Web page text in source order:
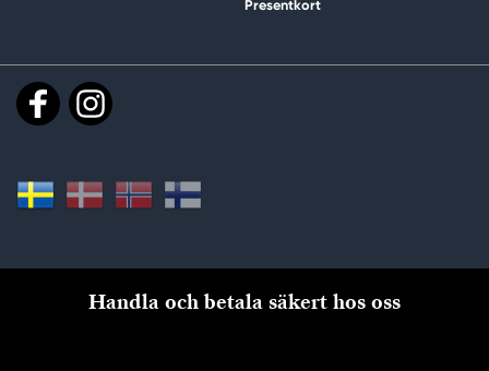
Presentkort
Handla och betala säkert hos oss